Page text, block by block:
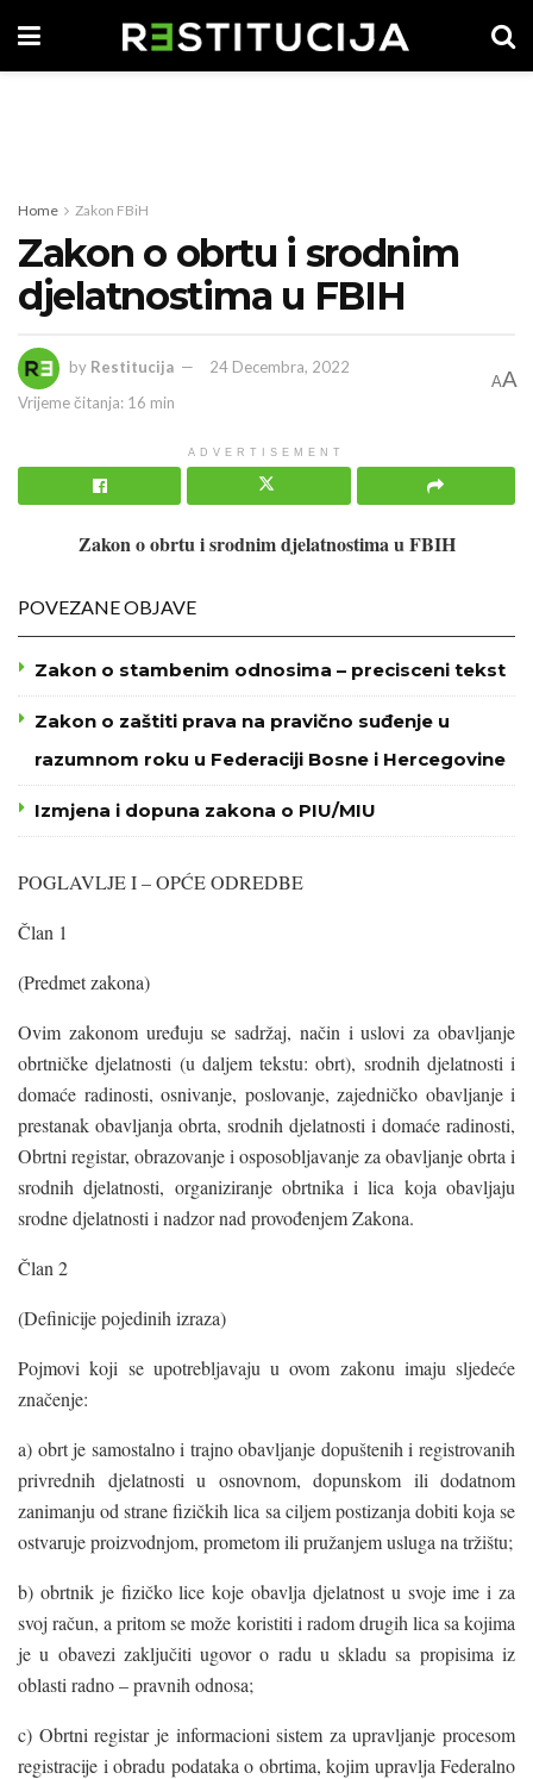
Home Zakon FBiH
Zakon o obrtu i srodnim
djelatnostima u FBIH
by Restitucija
24 Decembra, 2022
Vrijeme čitanja: 16 min
AA
ADVERTISEMENT
Zakon o obrtu i srodnim djelatnostima u FBIH
POVEZANE OBJAVE
Zakon o stambenim odnosima – precisceni tekst
Zakon o zaštiti prava na pravično suđenje u
razumnom roku u Federaciji Bosne i Hercegovine
Izmjena i dopuna zakona o PIU/MIU
POGLAVLJE I – OPĆE ODREDBE
Član 1
(Predmet zakona)
Ovim zakonom uređuju se sadržaj, način i uslovi za obavljanje
obrtničke djelatnosti (u daljem tekstu: obrt), srodnih djelatnosti i
domaće radinosti, osnivanje, poslovanje, zajedničko obavljanje i
prestanak obavljanja obrta, srodnih djelatnosti i domaće radinosti,
Obrtni registar, obrazovanje i osposobljavanje za obavljanje obrta i
srodnih djelatnosti, organiziranje obrtnika i lica koja obavljaju
srodne djelatnosti i nadzor nad provođenjem Zakona.
Član 2
(Definicije pojedinih izraza)
Pojmovi koji se upotrebljavaju u ovom zakonu imaju sljedeće
značenje:
a) obrt je samostalno i trajno obavljanje dopuštenih i registrovanih
privrednih djelatnosti u osnovnom, dopunskom ili dodatnom
zanimanju od strane fizičkih lica sa ciljem postizanja dobiti koja se
ostvaruje proizvodnjom, prometom ili pružanjem usluga na tržištu;
b) obrtnik je fizičko lice koje obavlja djelatnost u svoje ime i za
svoj račun, a pritom se može koristiti i radom drugih lica sa kojima
je u obavezi zaključiti ugovor o radu u skladu sa propisima iz
oblasti radno – pravnih odnosa;
c) Obrtni registar je informacioni sistem za upravljanje procesom
registracije i obradu podataka o obrtima, kojim upravlja Federalno